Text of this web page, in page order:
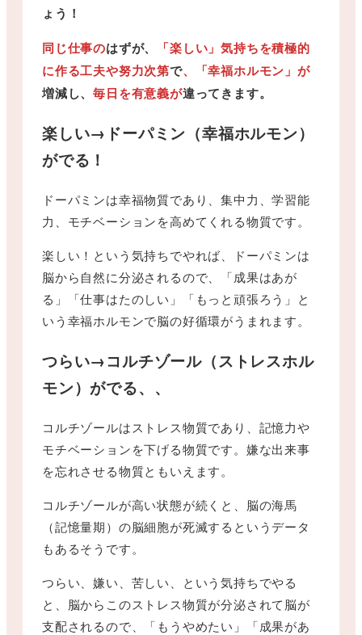
ょう！
同じ仕事のはずが、
「楽しい」気持ちを積極的
に作る工夫や努力次第で、「幸福ホルモン」が
増減し、毎日を有意義が違ってきます。
楽しい→ドーパミン（幸福ホルモン）
がでる！
ドーパミンは幸福物質であり、集中力、学習能
力、モチベーションを高めてくれる物質です。
楽しい！という気持ちでやれば、ドーパミンは
脳から自然に分泌されるので、「成果はあが
る」「仕事はたのしい」「もっと頑張ろう」と
いう幸福ホルモンで脳の好循環がうまれます。
つらい→コルチゾール（ストレスホル
モン）がでる、、
コルチゾールはストレス物質であり、記憶力や
モチベーションを下げる物質です。嫌な出来事
を忘れさせる物質ともいえます。
コルチゾールが高い状態が続くと、脳の海馬
（記憶量期）の脳細胞が死滅するというデータ
もあるそうです。
つらい、嫌い、苦しい、という気持ちでやる
と、脳からこのストレス物質が分泌されて脳が
支配されるので、「もうやめたい」「成果があ